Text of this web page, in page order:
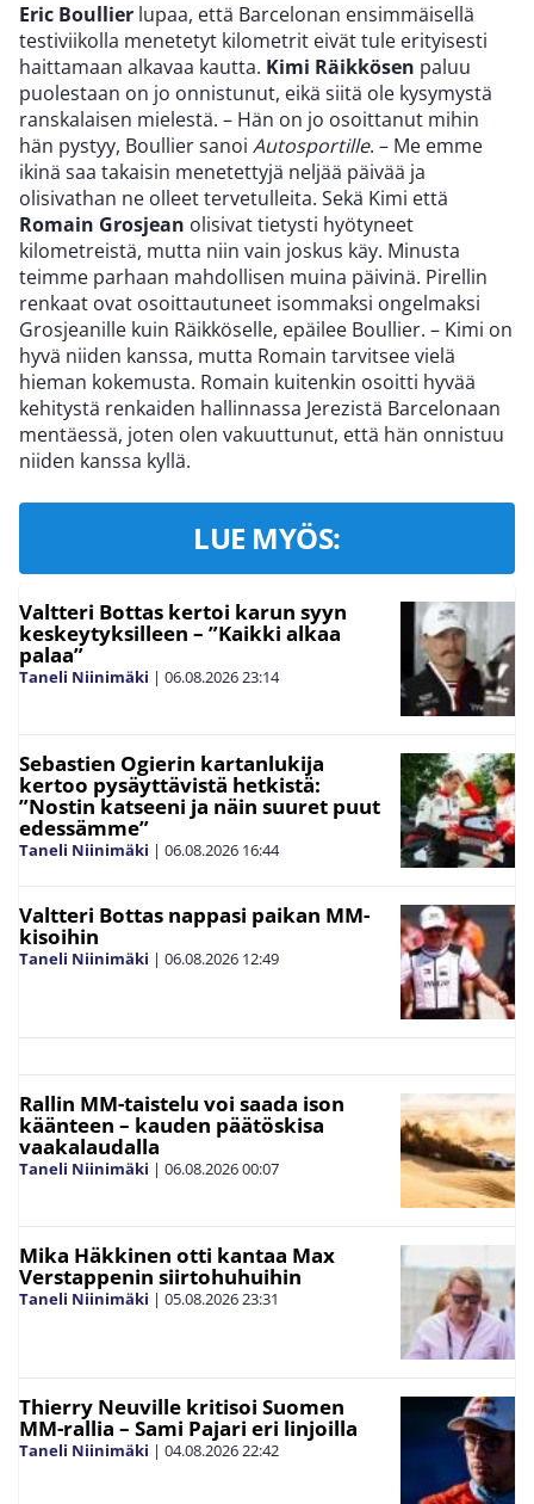
Eric Boullier lupaa, että Barcelonan ensimmäisellä
testiviikolla menetetyt kilometrit eivät tule erityisesti
haittamaan alkavaa kautta. Kimi Räikkösen paluu
puolestaan on jo onnistunut, eikä siitä ole kysymystä
ranskalaisen mielestä. – Hän on jo osoittanut mihin
hän pystyy, Boullier sanoi Autosportille. – Me emme
ikinä saa takaisin menetettyjä neljää päivää ja
olisivathan ne olleet tervetulleita. Sekä Kimi että
Romain Grosjean olisivat tietysti hyötyneet
kilometreistä, mutta niin vain joskus käy. Minusta
teimme parhaan mahdollisen muina päivinä. Pirellin
renkaat ovat osoittautuneet isommaksi ongelmaksi
Grosjeanille kuin Räikköselle, epäilee Boullier. – Kimi on
hyvä niiden kanssa, mutta Romain tarvitsee vielä
hieman kokemusta. Romain kuitenkin osoitti hyvää
kehitystä renkaiden hallinnassa Jerezistä Barcelonaan
mentäessä, joten olen vakuuttunut, että hän onnistuu
niiden kanssa kyllä.
LUE MYÖS:
Valtteri Bottas kertoi karun syyn
keskeytyksilleen – ”Kaikki alkaa
palaa”
Taneli Niinimäki | 06.08.202623:14
Sebastien Ogierin kartanlukija
kertoo pysäyttävistä hetkistä:
”Nostin katseeni ja näin suuret puut
edessämme”
Taneli Niinimäki | 06.08.2026 16:44
Valtteri Bottas nappasi paikan MM-
kisoihin
Taneli Niinimäki | 06.08.2026 12:49
Rallin MM-taistelu voi saada ison
käänteen – kauden päätöskisa
vaakalaudalla
Taneli Niinimäki | 06.08.202600:07
Mika Häkkinen otti kantaa Max
Verstappenin siirtohuhuihin
Taneli Niinimäki | 05.08.202623:31
Thierry Neuville kritisoi Suomen
MM-rallia – Sami Pajari eri linjoilla
Taneli Niinimäki | 04.08.202622:42